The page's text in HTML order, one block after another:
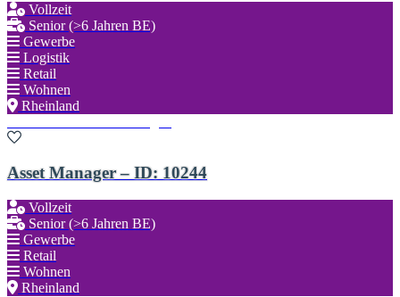
Vollzeit
Senior (>6 Jahren BE)
Gewerbe
Logistik
Retail
Wohnen
Rheinland
Asset Manager – ID: 10244
Vollzeit
Senior (>6 Jahren BE)
Gewerbe
Retail
Wohnen
Rheinland